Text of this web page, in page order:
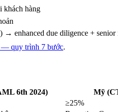
hàng
enhanced due diligence + senior
quy trình 7 bước.
6th 2024)
Mỹ
≥25%